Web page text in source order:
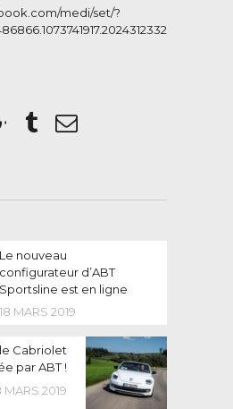
medi/set/?
Previous
post:
Le nouveau
configurateur d’ABT
Sportsline est en ligne
18 MARS 2019
Next
post:
Cabriolet
par ABT !
MARS 2019